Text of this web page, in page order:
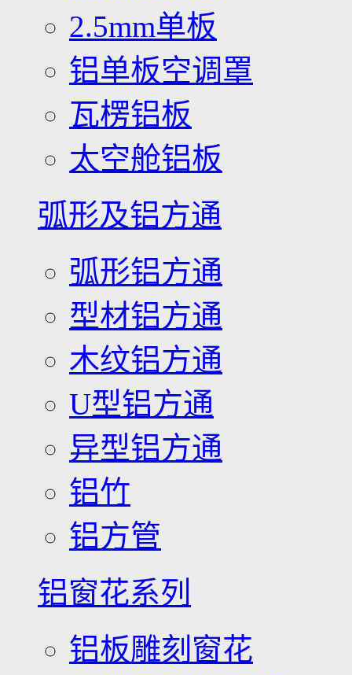
2.5mm单板
铝单板空调罩
瓦楞铝板
太空舱铝板
弧形及铝方通
弧形铝方通
型材铝方通
木纹铝方通
U型铝方通
异型铝方通
铝竹
铝方管
铝窗花系列
铝板雕刻窗花